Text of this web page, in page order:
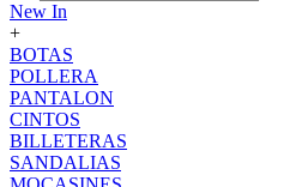
New In
+
BOTAS
POLLERA
PANTALON
CINTOS
BILLETERAS
SANDALIAS